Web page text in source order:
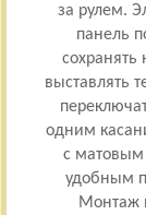
за рулем.
панель
сохранять
выставлять
одним
с матовым
удобным
Монтаж